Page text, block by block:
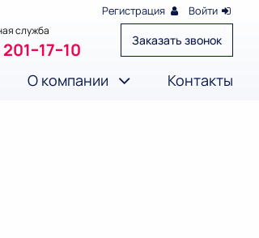
Регистрация Войти
служба
Заказать звонок
О компании Контакты